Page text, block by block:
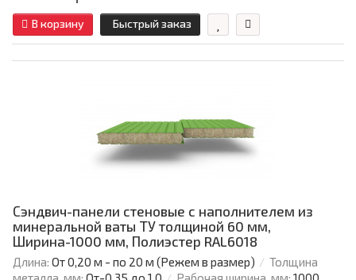
В корзину Быстрый заказ
Сэндвич-панели стеновые с наполнителем из
минеральной ваты ТУ толщиной 60 мм,
Ширина-1000 мм, Полиэстер RAL6018
Длина: От 0,20 м - по 20 м (Режем в размер)
Толщина